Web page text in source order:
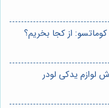
از کجا بخریم؟
لوازم یدکی لودر